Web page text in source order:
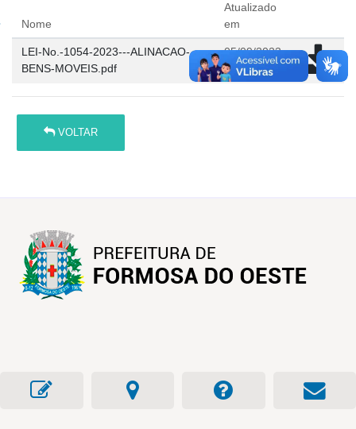
Nome
Atualizado
em
LEI-No.-1054-2023---ALINACAO-
BENS-MOVEIS.pdf
05/09/2023
15:05
VOLTAR